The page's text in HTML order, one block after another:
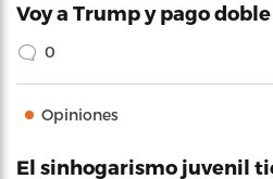
Voy a Trump y pago doble
0
Opiniones
El sinhogarismo juvenil